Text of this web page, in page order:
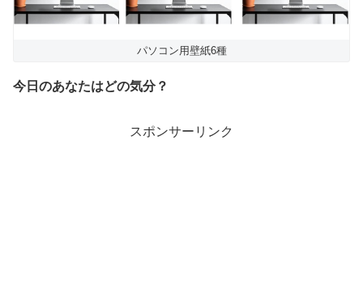
パソコン用壁紙6種
今日のあなたはどの気分？
スポンサーリンク